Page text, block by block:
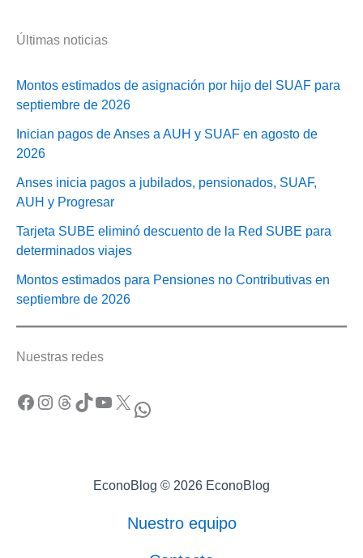
Últimas noticias
Montos estimados de asignación por hijo del SUAF para
septiembre de 2026
Inician pagos de Anses a AUH y SUAF en agosto de
2026
Anses inicia pagos a jubilados, pensionados, SUAF,
AUH y Progresar
Tarjeta SUBE eliminó descuento de la Red SUBE para
determinados viajes
Montos estimados para Pensiones no Contributivas en
septiembre de 2026
Nuestras redes
Facebook Instagram Threads TikTok YouTube X WhatsApp
EconoBlog © 2026 EconoBlog
Nuestro equipo